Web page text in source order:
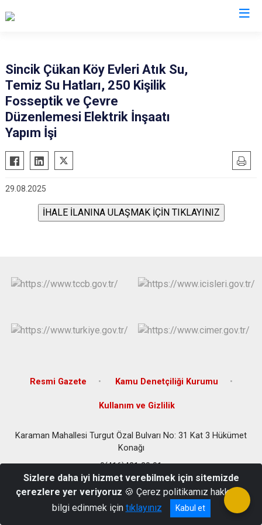
Besni
Çelikhan
Gerger
Kahta
Samsat
Sincik Çükan Köy Evleri Atık Su,
Temiz Su Hatları, 250 Kişilik
Fosseptik ve Çevre
Düzenlemesi Elektrik İnşaatı
Yapım İşi
29.08.2025
Resmi Gazete Kamu Denetçiliği Kurumu
Kullanım ve Gizlilik
Karaman Mahallesi Turgut Özal Bulvarı No: 31 Kat 3 Hükümet
Konağı
0(416)421 20 01
Sizlere daha iyi hizmet verebilmek için sitemizde
çerezlere yer veriyoruz 🍪 Çerez politikamız hakkında
bilgi edinmek için tıklayınız Kabul et